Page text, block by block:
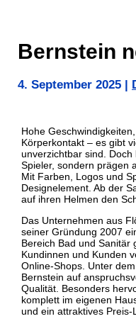
Bernstein
4. September 2025
Hohe
Körperkontakt – es gibt
unverzichtbar sind.
Spieler, sondern prägen
Mit Farben, Logos und
Designelement. Ab der
auf ihren Helmen den
Das Unternehmen aus
seiner Gründung 2007
Bereich Bad und Sanitär
Kundinnen und Kunden
Online-Shops. Unter
Bernstein auf
Qualität. Besonders
komplett im eigenen
und ein attraktives Preis-